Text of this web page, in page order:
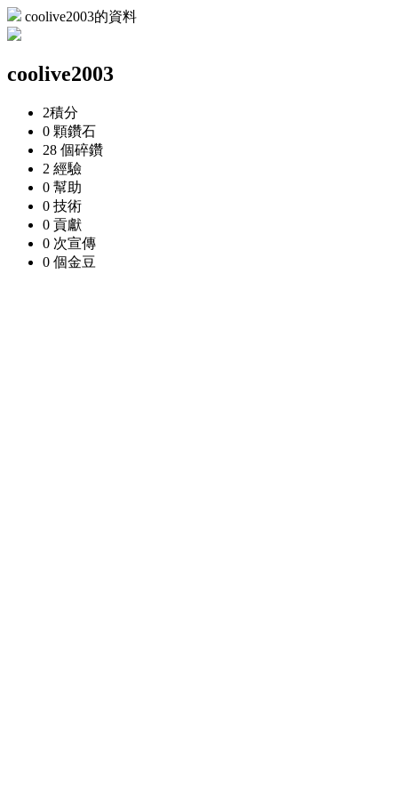
coolive2003的資料
coolive2003
2積分
0 顆鑽石
28 個碎鑽
2 經驗
0 幫助
0 技術
0 貢獻
0 次宣傳
0 個金豆